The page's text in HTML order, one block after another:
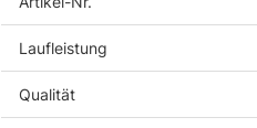
Laufleistung
Qualität